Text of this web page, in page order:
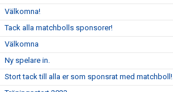
Välkomna!
Tack alla matchbolls sponsorer!
Välkomna
Ny spelare in.
Stort tack till alla er som sponsrat med matchboll!